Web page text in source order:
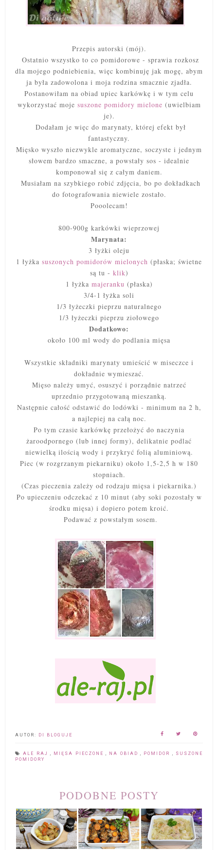
Przepis autorski (mój).
Ostatnio wszystko to co pomidorowe - sprawia rozkosz
dla mojego podniebienia, więc kombinuję jak mogę, abym
ja była zadowolona i moja rodzina smacznie zjadła.
Postanowiłam na obiad upiec karkówkę i w tym celu
wykorzystać moje suszone pomidory mielone (uwielbiam
je).
Dodałam je więc do marynaty, której efekt był
fantastyczny.
Mięsko wyszło niezwykle aromatyczne, soczyste i jednym
słowem bardzo smaczne, a powstały sos - idealnie
komponował się z całym daniem.
Musiałam na szybkiego robić zdjęcia, bo po dokładkach
do fotografowania niewiele zostało.
Pooolecam!
800-900g karkówki wieprzowej
Marynata:
3 łyżki oleju
1 łyżka suszonych pomidorów mielonych (płaska; świetne
są tu - klik)
1 łyżka majeranku (płaska)
3/4-1 łyżka soli
1/3 łyżeczki pieprzu naturalnego
1/3 łyżeczki pieprzu ziołowego
Dodatkowo:
około 100 ml wody do podlania mięsa
Wszystkie składniki marynaty umieścić w miseczce i
dokładnie wymieszać.
Mięso należy umyć, osuszyć i porządnie natrzeć
uprzednio przygotowaną mieszanką.
Następnie całość odstawić do lodówki - minimum na 2 h,
a najlepiej na całą noc.
Po tym czasie karkówkę przełożyć do naczynia
żaroodpornego (lub innej formy), delikatnie podlać
niewielką ilością wody i przykryć folią aluminiową.
Piec (w rozgrzanym piekarniku) około 1,5-2,5 h w 180
stopniach.
(Czas pieczenia zależy od rodzaju mięsa i piekarnika.)
Po upieczeniu odczekać z 10 minut (aby soki pozostały w
środku mięsa) i dopiero potem kroić.
Podawać z powstałym sosem.
AUTOR: DI BLOGUJE
ALE RAJ MIĘSA PIECZONE NA OBIAD POMIDOR
SUSZONE
POMIDORY
PODOBNE POSTY